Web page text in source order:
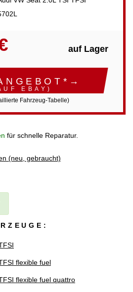
auf Lager
EBAY)
Fahrzeug-Tabelle)
für schnelle Reparatur.
(neu, gebraucht)
flexible fuel
flexible fuel quattro